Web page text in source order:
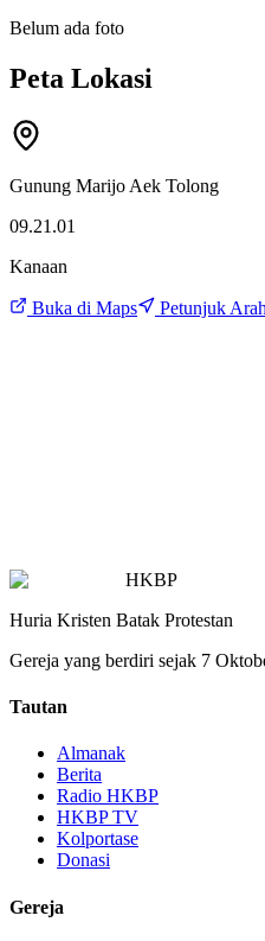
Belum ada foto
Peta Lokasi
Gunung Marijo Aek Tolong
09.21.01
Kanaan
Buka di Maps Petunjuk Arah
HKBP
Huria Kristen Batak Protestan
Gereja yang berdiri sejak 7
Tautan
Almanak
Berita
Radio HKBP
HKBP TV
Kolportase
Donasi
Gereja